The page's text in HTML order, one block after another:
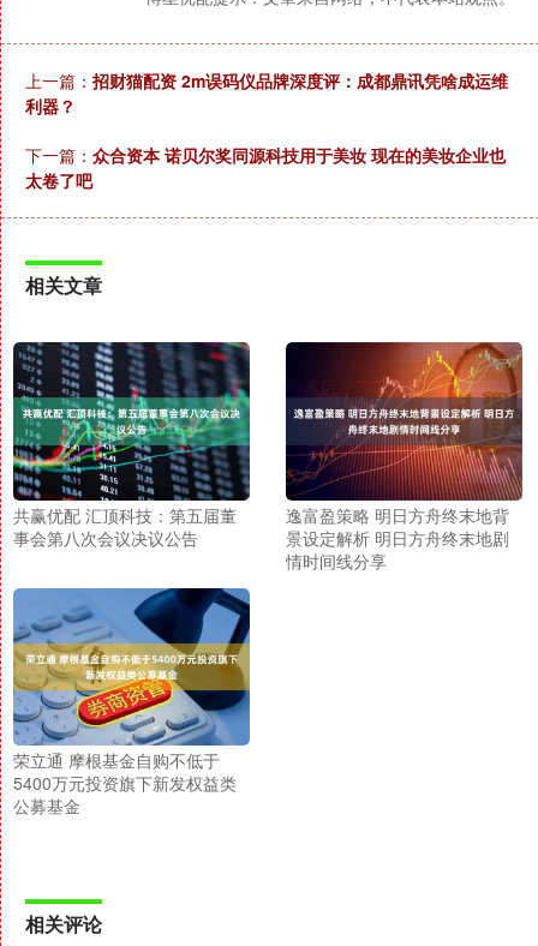
上一篇： 招财猫配资 2m误码仪品牌深度评：成都鼎讯凭啥成运维
利器？
下一篇： 众合资本 诺贝尔奖同源科技用于美妆 现在的美妆企业也
太卷了吧
相关文章
共赢优配 汇顶科技：第五届董
事会第八次会议决议公告
逸富盈策略 明日方舟终末地背
景设定解析 明日方舟终末地剧
情时间线分享
荣立通 摩根基金自购不低于
5400万元投资旗下新发权益类
公募基金
相关评论